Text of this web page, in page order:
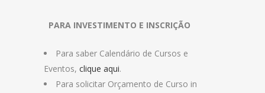
PARA INVESTIMENTO E INSCRIÇÃO
Para saber Calendário de Cursos e
Eventos, clique aqui.
Para solicitar Orçamento de Curso in